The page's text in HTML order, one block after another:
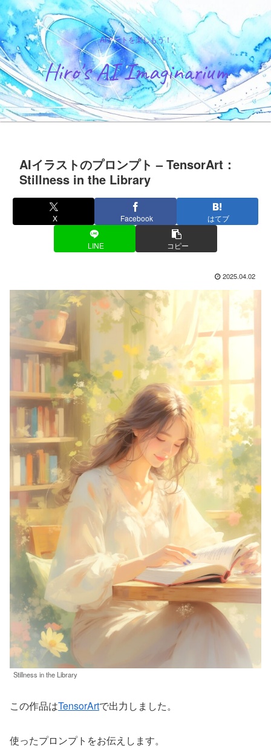
AIアートを楽しもう！
Hiro's AI Imaginarium
AIイラストのプロンプト – TensorArt：
Stillness in the Library
X Facebook はてブ
LINE コピー
2025.04.02
Stillness in the Library
この作品はTensorArtで出力しました。
使ったプロンプトをお伝えします。